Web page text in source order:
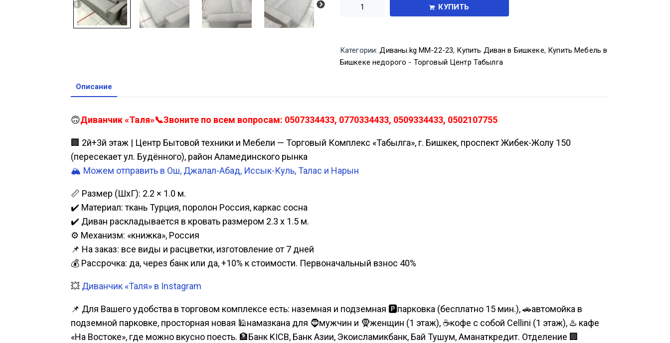
КУПИТЬ
Категории:Диваны.kg ММ-22-23, Купить Диван в Бишкеке, Купить Мебель в
Бишкеке недорого - Торговый Центр Табылга
Описание
🙃Диванчик «Таля»📞Звоните по всем вопросам: 0507334433, 0770334433, 0509334433, 0502107755
🏢 2й+3й этаж | Центр Бытовой техники и Мебели — Торговый Комплекс «Табылга», г. Бишкек, проспект Жибек-Жолу 150
(пересекает ул. Будённого), район Аламединского рынка
🏔️ Можем отправить в Ош, Джалал-Абад, Иссык-Куль, Талас и Нарын
📏 Размер (ШхГ): 2.2 × 1.0 м.
✔️ Материал: ткань Турция, поролон Россия, каркас сосна
✔️ Диван раскладывается в кровать размером 2.3 х 1.5 м.
⚙️ Механизм: «книжка», Россия
📌 На заказ: все виды и расцветки, изготовление от 7 дней
💰 Рассрочка: да, через банк или да, +10% к стоимости. Первоначальный взнос 40%
💥 Диванчик «Таля» в Instagram
📌 Для Вашего удобства в торговом комплексе есть: наземная и подземная 🅿парковка (бесплатно 15 мин.), 🚗автомойка в
подземной парковке, просторная новая 🕌намазкана для 🧔мужчин и 🧕женщин (1 этаж), ☕кофе с собой Cellini (1 этаж), ♨️ кафе
«На Востоке», где можно вкусно поесть. 🏦Банк KICB, Банк Азии, Экоисламикбанк, Бай Тушум, Аманаткредит. Отделение 🏢